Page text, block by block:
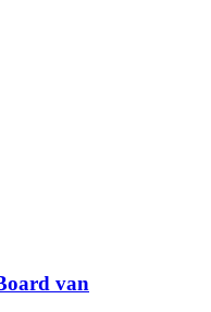
van